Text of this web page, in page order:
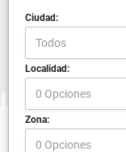
Ciudad:
Todos
Localidad:
0 Opciones
Zona:
0 Opciones